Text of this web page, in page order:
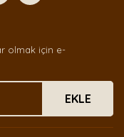
olmak için e-
EKLE